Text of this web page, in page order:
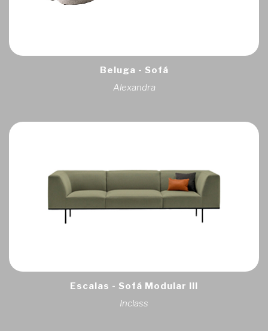
Beluga - Sofá
Alexandra
Escalas - Sofá Modular III
Inclass